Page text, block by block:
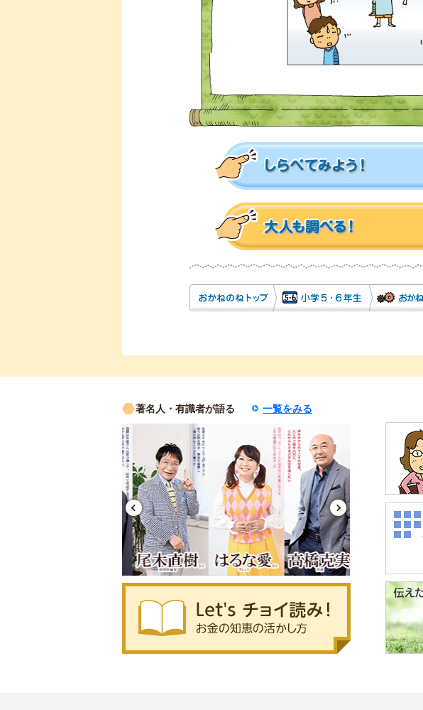
著名人・有識者が語る 一覧をみる